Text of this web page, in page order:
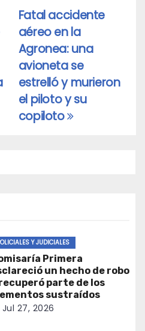
Fatal accidente
aéreo en la
Agronea: una
avioneta se
estrelló y murieron
el piloto y su
copiloto
Y JUDICIALES
Primera
un hecho de robo
parte de los
sustraídos
Jul 27, 2026